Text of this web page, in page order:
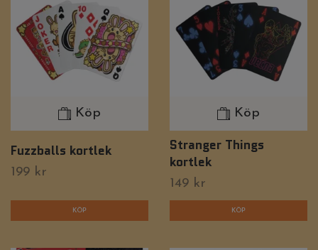
Köp
Fuzzballs kortlek
199 kr
Köp
Stranger Things
kortlek
149 kr